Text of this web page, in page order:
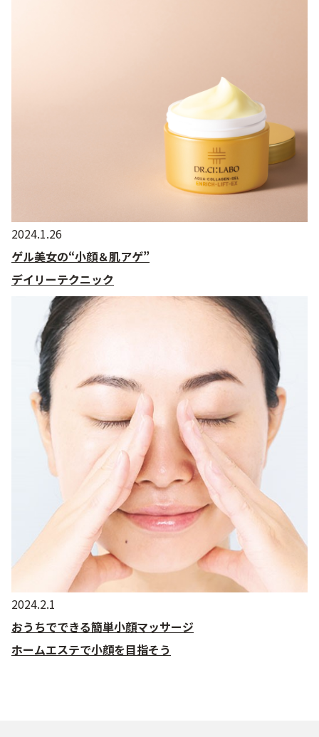
2024.1.26
ゲル美女の“小顔＆肌アゲ”
デイリーテクニック
2024.2.1
おうちでできる簡単小顔マッサージ
ホームエステで小顔を目指そう